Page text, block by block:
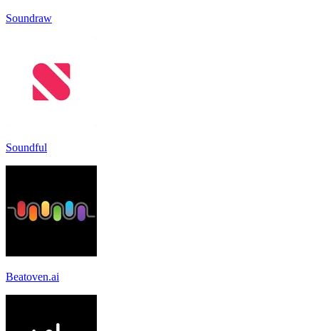
Soundraw
Soundful
Beatoven.ai